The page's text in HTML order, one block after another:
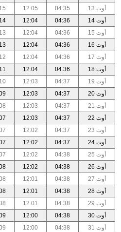
أوت 13
04:35
12:05
أوت 14
04:36
12:04
أوت 15
04:36
12:04
أوت 16
04:36
12:04
أوت 17
04:36
12:04
أوت 18
04:36
12:04
أوت 19
04:37
12:03
أوت 20
04:37
12:03
أوت 21
04:37
12:03
أوت 22
04:37
12:03
أوت 23
04:37
12:02
أوت 24
04:37
12:02
أوت 25
04:38
12:02
أوت 26
04:38
12:02
أوت 27
04:38
12:01
أوت 28
04:38
12:01
أوت 29
04:38
12:01
أوت 30
04:38
12:00
أوت 31
04:38
12:00